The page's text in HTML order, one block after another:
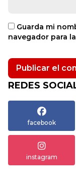
Guarda mi
navegador para
REDES
facebook
instagram